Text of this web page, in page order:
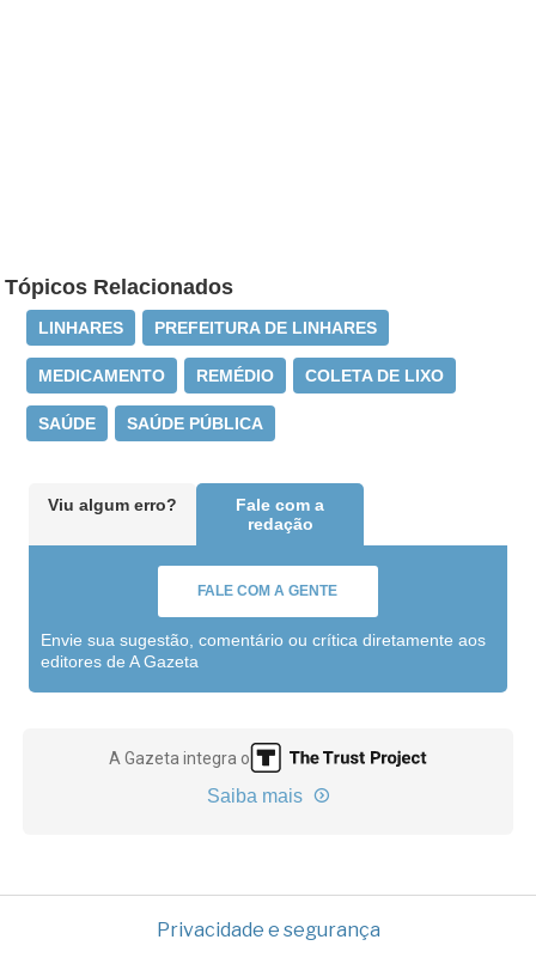
Tópicos Relacionados
LINHARES PREFEITURA DE LINHARES
MEDICAMENTO REMÉDIO COLETA DE LIXO
SAÚDE SAÚDE PÚBLICA
Viu algum erro?
Fale com a
redação
FALE COM A GENTE
Envie sua sugestão, comentário ou crítica diretamente aos
editores de A Gazeta
A Gazeta integra o
Saiba mais
Privacidade e segurança